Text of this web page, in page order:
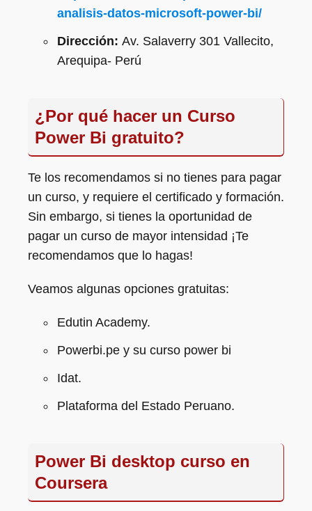
analisis-datos-microsoft-power-bi/
Dirección: Av. Salaverry 301 Vallecito,
Arequipa- Perú
¿Por qué hacer un Curso
Power Bi gratuito?
Te los recomendamos si no tienes para pagar
un curso, y requiere el certificado y formación.
Sin embargo, si tienes la oportunidad de
pagar un curso de mayor intensidad ¡Te
recomendamos que lo hagas!
Veamos algunas opciones gratuitas:
Edutin Academy.
Powerbi.pe y su curso power bi
Idat.
Plataforma del Estado Peruano.
Power Bi desktop curso en
Coursera